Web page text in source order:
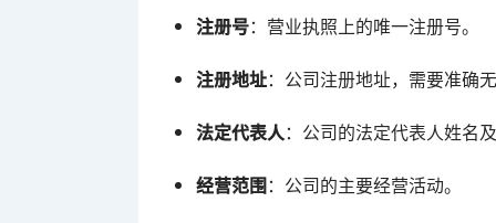
注册号：营业执照上的唯一注册号。
注册地址：公司注册地址，需要准确
法定代表人：公司的法定代表人姓名
经营范围：公司的主要经营活动。